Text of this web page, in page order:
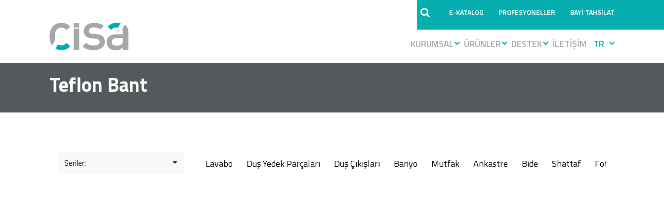
E-KATALOG PROFESYONELLER BAYİ TAHSİLAT
KURUMSAL ÜRÜNLER DESTEK İLETİŞİM TR
Teflon Bant
Seriler: Lavabo Duş Yedek Parçaları Duş Çıkışları Banyo Mutfak Ankastre Bide Shattaf Fotoselli